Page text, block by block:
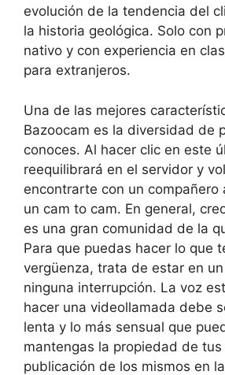
evolución de la tendencia del
la historia geológica. Solo con
nativo y con experiencia en
para extranjeros.
Una de las mejores
Bazoocam es la diversidad de
conoces. Al hacer clic en este
reequilibrará en el servidor y
encontrarte con un compañero
un cam to cam. En general,
es una gran comunidad de la
Para que puedas hacer lo que
vergüenza, trata de estar en
ninguna interrupción. La voz
hacer una videollamada debe
lenta y lo más sensual que
mantengas la propiedad de
publicación de los mismos en